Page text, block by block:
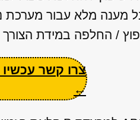
מלא עבור מערכת
/ החלפה במידת הצורך
צרו קשר
←